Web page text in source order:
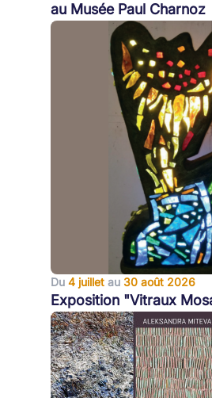
au Musée Paul Charnoz
Du 4 juillet au 30 août 2026
Exposition "Vitraux